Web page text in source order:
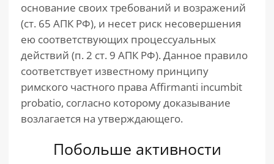
основание своих требований и возражений
(ст. 65 АПК РФ), и несет риск несовершения
ею соответствующих процессуальных
действий (п. 2 ст. 9 АПК РФ). Данное правило
соответствует известному принципу
римского частного права Affirmanti incumbit
probatio, согласно которому доказывание
возлагается на утверждающего.
Побольше активности